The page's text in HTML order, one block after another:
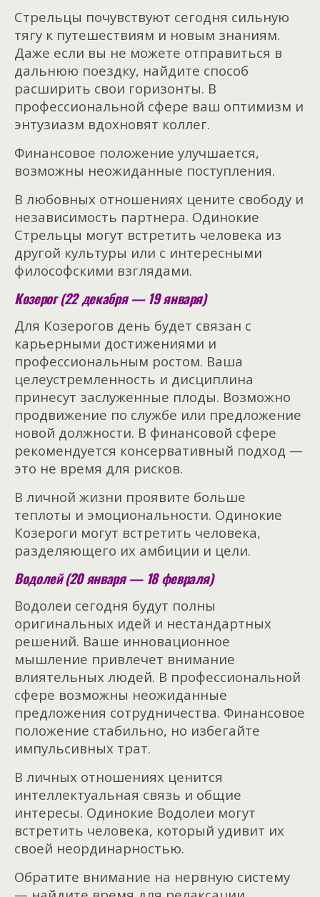
Стрельцы почувствуют сегодня сильную
тягу к путешествиям и новым знаниям.
Даже если вы не можете отправиться в
дальнюю поездку, найдите способ
расширить свои горизонты. В
профессиональной сфере ваш оптимизм и
энтузиазм вдохновят коллег.
Финансовое положение улучшается,
возможны неожиданные поступления.
В любовных отношениях цените свободу и
независимость партнера. Одинокие
Стрельцы могут встретить человека из
другой культуры или с интересными
философскими взглядами.
Козерог (22 декабря — 19 января)
Для Козерогов день будет связан с
карьерными достижениями и
профессиональным ростом. Ваша
целеустремленность и дисциплина
принесут заслуженные плоды. Возможно
продвижение по службе или предложение
новой должности. В финансовой сфере
рекомендуется консервативный подход —
это не время для рисков.
В личной жизни проявите больше
теплоты и эмоциональности. Одинокие
Козероги могут встретить человека,
разделяющего их амбиции и цели.
Водолей (20 января — 18 февраля)
Водолеи сегодня будут полны
оригинальных идей и нестандартных
решений. Ваше инновационное
мышление привлечет внимание
влиятельных людей. В профессиональной
сфере возможны неожиданные
предложения сотрудничества. Финансовое
положение стабильно, но избегайте
импульсивных трат.
В личных отношениях ценится
интеллектуальная связь и общие
интересы. Одинокие Водолеи могут
встретить человека, который удивит их
своей неординарностью.
Обратите внимание на нервную систему